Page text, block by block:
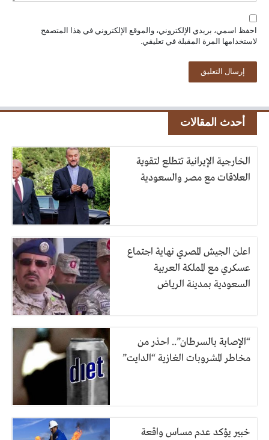
احفظ اسمي، بريدي الإلكتروني، والموقع الإلكتروني في هذا المتصفح
لاستخدامها المرة المقبلة في تعليقي.
أحدث المقالات
الخارجية الإيرانية تتطلع لتقوية
العلاقات مع مصر والسعودية
اعلن الجيش المصري نهاية اجتماع
عسكري مع المملكة العربية
السعودية بمدينة الرياض
“الإصابة بالسرطان”.. احذر من
مخاطر المشروبات الغازية “الدايت”
خبير يؤكد عدم مساس واقعة